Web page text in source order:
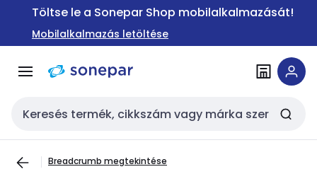
Ugrás a
Ugrás a
tartalomra
Töltse le a Sonepar Shop mobilalkalmazását!
Mobilalkalmazás letöltése
Keresési bemenet
Breadcrumb megtekintése